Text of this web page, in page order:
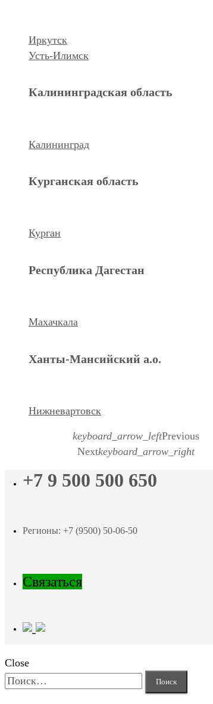
Иркутск
Усть-Илимск
Калининградская область
Калининград
Курганская область
Курган
Республика Дагестан
Махачкала
Ханты-Мансийский а.о.
Нижневартовск
keyboard_arrow_leftPrevious
Nextkeyboard_arrow_right
+7 9 500 500 650
Регионы: +7 (9500) 50-06-50
Связаться
Close
Найти: